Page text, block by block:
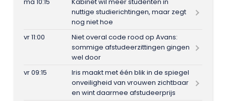
nuttige studierichtingen, maar zegt
nog niet hoe
vr 11:00
Niet overal code rood op Avans:
sommige afstudeerzittingen gingen
wel door
vr 09:15
Iris maakt met één blik in de spiegel
onveiligheid van vrouwen zichtbaar
en wint daarmee afstudeerprijs